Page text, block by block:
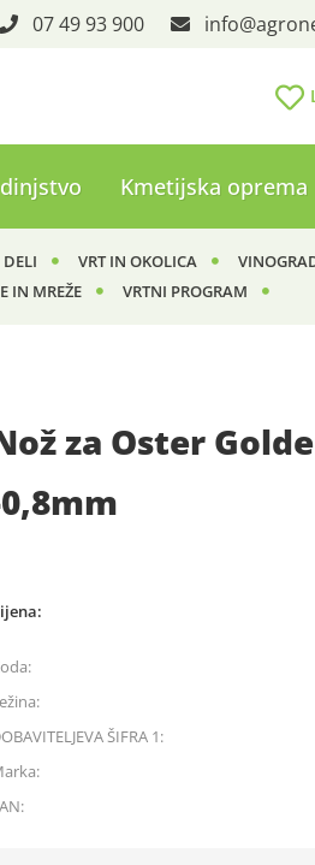
07 49 93 900 info
Kmetijska oprema
DELI VRT IN OKOLICA
IN MREŽE VRTNI PROGRAM
za Oster
ŠIFRA 1: